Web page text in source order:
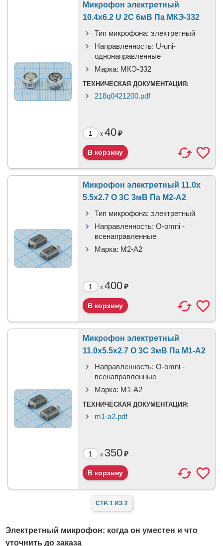
Микрофон электретный
10.4x6.2 U 2C 6мВ Па МКЭ-332
Тип микрофона: электретный
Направленность: U-uni-
однонаправленные
Марка: МКЭ-332
ТЕХНИЧЕСКАЯ ДОКУМЕНТАЦИЯ:
218q0421200.pdf
x 40₽
Микрофон электретный 11.0x
5.5x2.7 O 3C 3мВ Па М2-А2
Тип микрофона: электретный
Направленность: O-omni -
всенаправленные
Марка: М2-А2
x 400₽
Микрофон электретный
11.0x5.5x2.7 O 3C 3мВ Па М1-А2
Направленность: O-omni -
всенаправленные
Марка: М1-А2
ТЕХНИЧЕСКАЯ ДОКУМЕНТАЦИЯ:
m1-a2.pdf
x 350₽
СТР. 1 ИЗ 2
Электретный микрофон: когда он уместен и что
уточнить до заказа